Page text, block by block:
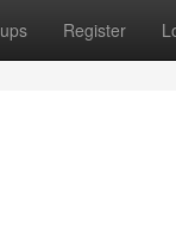
Register